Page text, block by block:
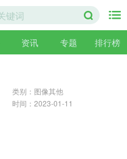
资讯 专题 排行榜
类别：图像其他
时间：2023-01-11